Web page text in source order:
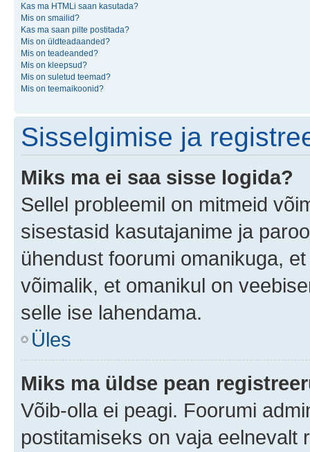
Kas ma HTMLi saan kasutada?
Mis on smailid?
Kas ma saan pilte postitada?
Mis on üldteadaanded?
Mis on teadeanded?
Mis on kleepsud?
Mis on suletud teemad?
Mis on teemaikoonid?
Sisselgimise ja
Miks ma ei saa sisse logida?
Sellel probleemil on mitmeid
sisestasid kasutajanime ja
ühendust foorumi omanikuga,
võimalik, et omanikul on
selle ise lahendama.
Üles
Miks ma üldse pean
Võib-olla ei peagi. Foorumi
postitamiseks on vaja eelnevalt